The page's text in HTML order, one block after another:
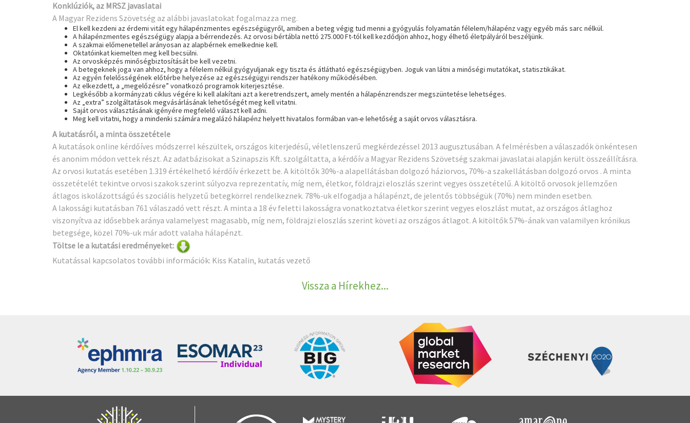
Konklúziók, az MRSZ javaslatai
A Magyar Rezidens Szövetség az alábbi javaslatokat fogalmazza meg.
El kell kezdeni az érdemi vitát egy hálapénzmentes egészségügyről, amiben a beteg végig tud menni a gyógyulás folyamatán félelem/hálapénz vagy egyéb más sarc nélkül.
A hálapénzmentes egészségügy alapja a bérrendezés. Az orvosi bértábla nettó 275.000 Ft-tól kell kezdődjön ahhoz, hogy élhető életpályáról beszéljünk.
A szakmai előmenetellel arányosan az alapbérnek emelkednie kell.
Oktatóinkat kiemelten meg kell becsülni.
Az orvosképzés minőségbiztosítását be kell vezetni.
A betegeknek joga van ahhoz, hogy a félelem nélkül gyógyuljanak egy tiszta és átlátható egészségügyben. Joguk van látni a minőségi mutatókat, statisztikákat.
Az egyén felelősségének előtérbe helyezése az egészségügyi rendszer hatékony működésében.
Az elkezdett, a „megelőzésre” vonatkozó programok kiterjesztése.
Legkésőbb a kormányzati ciklus végére ki kell alakítani azt a keretrendszert, amely mentén a hálapénzrendszer megszüntetése lehetséges.
Az „extra” szolgáltatások megvásárlásának lehetőségét meg kell vitatni.
Saját orvos választásának igényére megfelelő választ kell adni.
Meg kell vitatni, hogy a mindenki számára megalázó hálapénz helyett hivatalos formában van-e lehetőség a saját orvos választásra.
A kutatásról, a minta összetétele
A kutatások online kérdőíves módszerrel készültek, országos kiterjedésű, véletlenszerű megkérdezéssel 2013 augusztusában. A felmérésben a válaszadók önkéntesen
és anonim módon vettek részt. Az adatbázisokat a Szinapszis Kft. szolgáltatta, a kérdőív a Magyar Rezidens Szövetség szakmai javaslatai alapján került összeállításra.
Az orvosi kutatás esetében 1.319 értékelhető kérdőív érkezett be. A kitöltők 30%-a alapellátásban dolgozó háziorvos, 70%-a szakellátásban dolgozó orvos . A minta
összetételét tekintve orvosi szakok szerint súlyozva reprezentatív, míg nem, életkor, földrajzi eloszlás szerint vegyes összetételű. A kitöltő orvosok jellemzően
átlagos iskolázottságú és szociális helyzetű betegkörrel rendelkeznek. 78%-uk elfogadja a hálapénzt, de jelentős többségük (70%) nem minden esetben.
A lakossági kutatásban 761 válaszadó vett részt. A minta a 18 év feletti lakosságra vonatkoztatva életkor szerint vegyes eloszlást mutat, az országos átlaghoz
viszonyítva az idősebbek aránya valamelyest magasabb, míg nem, földrajzi eloszlás szerint követi az országos átlagot. A kitöltők 57%-ának van valamilyen krónikus
betegsége, közel 70%-uk már adott valaha hálapénzt.
Töltse le a kutatási eredményeket:
Kutatással kapcsolatos további információk: Kiss Katalin, kutatás vezető
Vissza a Hírekhez...